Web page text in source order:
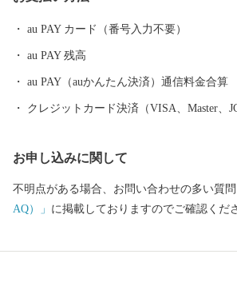
上之郷村、大土村の5カ村が合併し、現在の
し、世界と日本を結ぶ玄関都市として、21
都市をめざしてまちづくりに取り組んでいま
au PAY カード（番号入力不要）
au PAY 残高
au PAY（auかんたん決済）通信料金合算
クレジットカード決済（VISA、Master、
お申し込みに関して
不明点がある場合、お問い合わせの多い質
AQ）」 に掲載しておりますのでご確認くだ